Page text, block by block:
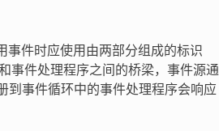
事件时应使用由两部分组成的标识
事件处理程序之间的桥梁，事件源通
到事件循环中的事件处理程序会响应